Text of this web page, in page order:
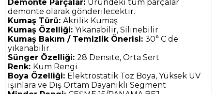
Demonte Parçalar: Üründeki tüm parçalar
demonte olarak gönderilecektir.
Kumaş Türü: Akrilik Kumaş
Kumaş Özelliği: Yıkanabilir, Silinebilir
Kumaş Bakım / Temizlik Önerisi: 30° C de
yıkanabilir.
Sünger Özelliği: 28 Densite, Orta Sert
Renk: Kum Rengi
Boya Özelliği: Elektrostatik Toz Boya, Yüksek UV
ışınlara ve Dış Ortam Dayanıklı Segment